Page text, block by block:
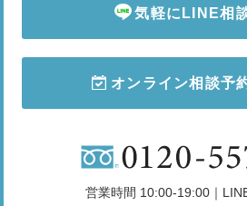
気軽にLINE相
オンライン相談予
営業時間 10:00-19:00｜